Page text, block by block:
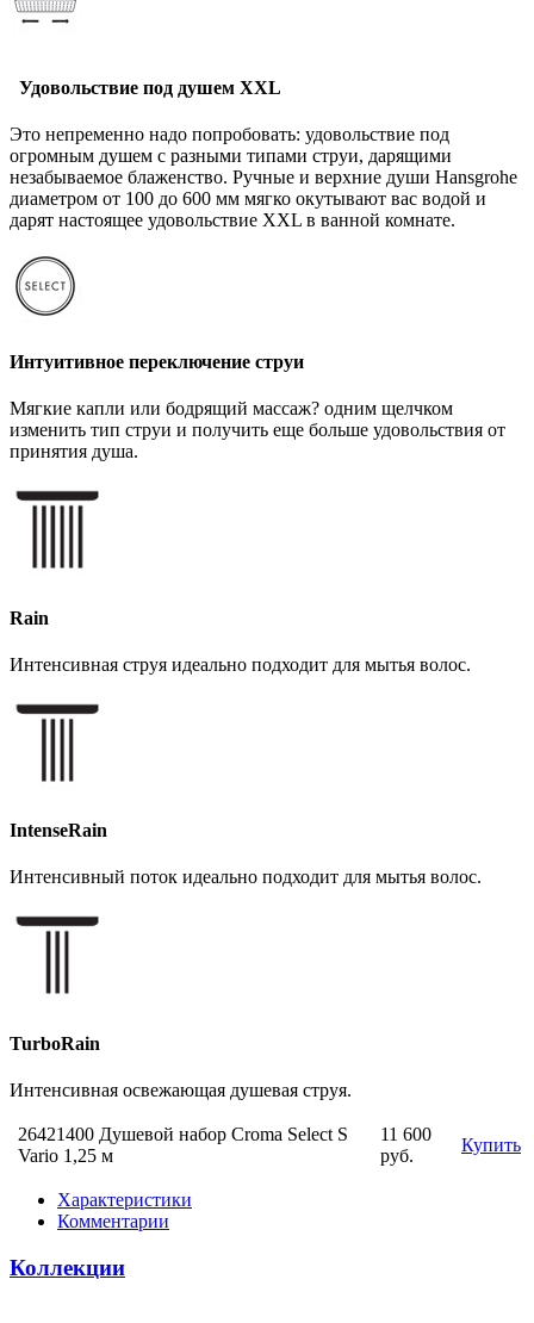
Удовольствие под душем XXL
Это непременно надо попробовать: удовольствие под
огромным душем с разными типами струи, дарящими
незабываемое блаженство. Ручные и верхние души Hansgrohe
диаметром от 100 до 600 мм мягко окутывают вас водой и
дарят настоящее удовольствие XXL в ванной комнате.
Интуитивное переключение струи
Мягкие капли или бодрящий массаж? одним щелчком
изменить тип струи и получить еще больше удовольствия от
принятия душа.
Rain
Интенсивная струя идеально подходит для мытья волос.
IntenseRain
Интенсивный поток идеально подходит для мытья волос.
TurboRain
Интенсивная освежающая душевая струя.
26421400 Душевой набор Croma Select S
Vario 1,25 м
11 600
руб.
Купить
Характеристики
Комментарии
Коллекции